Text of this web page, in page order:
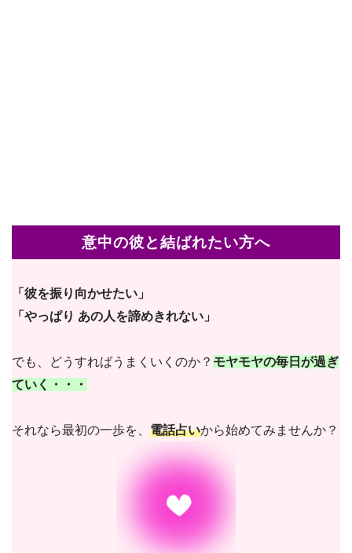
意中の彼と結ばれたい方へ
「彼を振り向かせたい」
「やっぱり あの人を諦めきれない」
でも、どうすればうまくいくのか？ モヤモヤの毎日が過ぎ
ていく・・・
それなら最初の一歩を、 電話占いから始めてみませんか？